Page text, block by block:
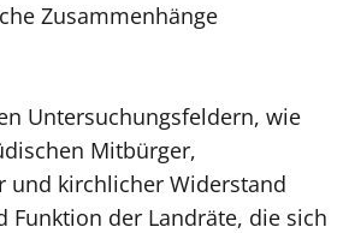
Zusammenhänge
Untersuchungsfeldern, wie
Mitbürger,
und kirchlicher Widerstand
Funktion der Landräte, die sich